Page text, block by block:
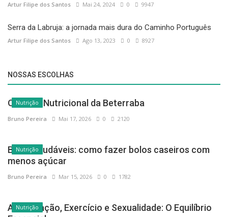
Artur Filipe dos Santos Mai 24, 2024 0 9947
Serra da Labruja: a jornada mais dura do Caminho Português
Artur Filipe dos Santos Ago 13, 2023 0 8927
NOSSAS ESCOLHAS
Nutrição
O Poder Nutricional da Beterraba
Bruno Pereira Mai 17, 2026 0 2120
Nutrição
Bolos saudáveis: como fazer bolos caseiros com
menos açúcar
Bruno Pereira Mar 15, 2026 0 1782
Nutrição
Alimentação, Exercício e Sexualidade: O Equilíbrio